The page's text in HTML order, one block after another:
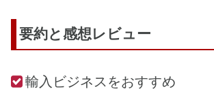
要約と感想レビュー
輸入ビジネスをおすすめ